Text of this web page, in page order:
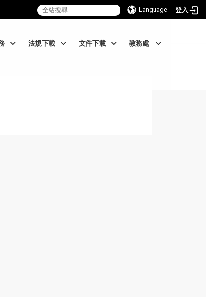
Language 登入
法規下載 文件下載 教務處